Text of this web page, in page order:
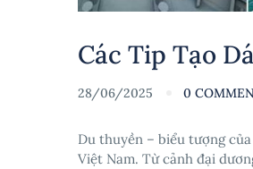
Các Tip Tạo
28/06/2025 0
Du thuyền – biểu tượng
Việt Nam. Từ cảnh đại